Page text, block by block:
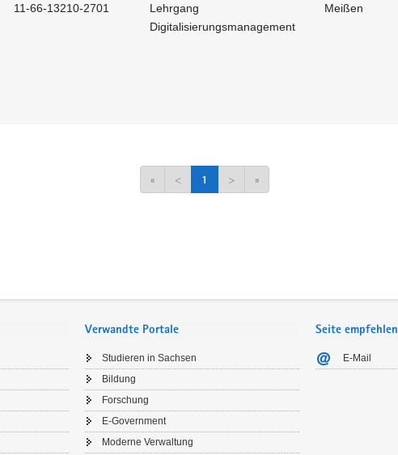
11-66-13210-2701
Lehrgang
Digitalisierungsmanagement
Meißen
« < 1 > »
Verwandte Portale
Studieren in Sachsen
Bildung
Forschung
E-Government
Moderne Verwaltung
Seite empfehlen
E-Mail